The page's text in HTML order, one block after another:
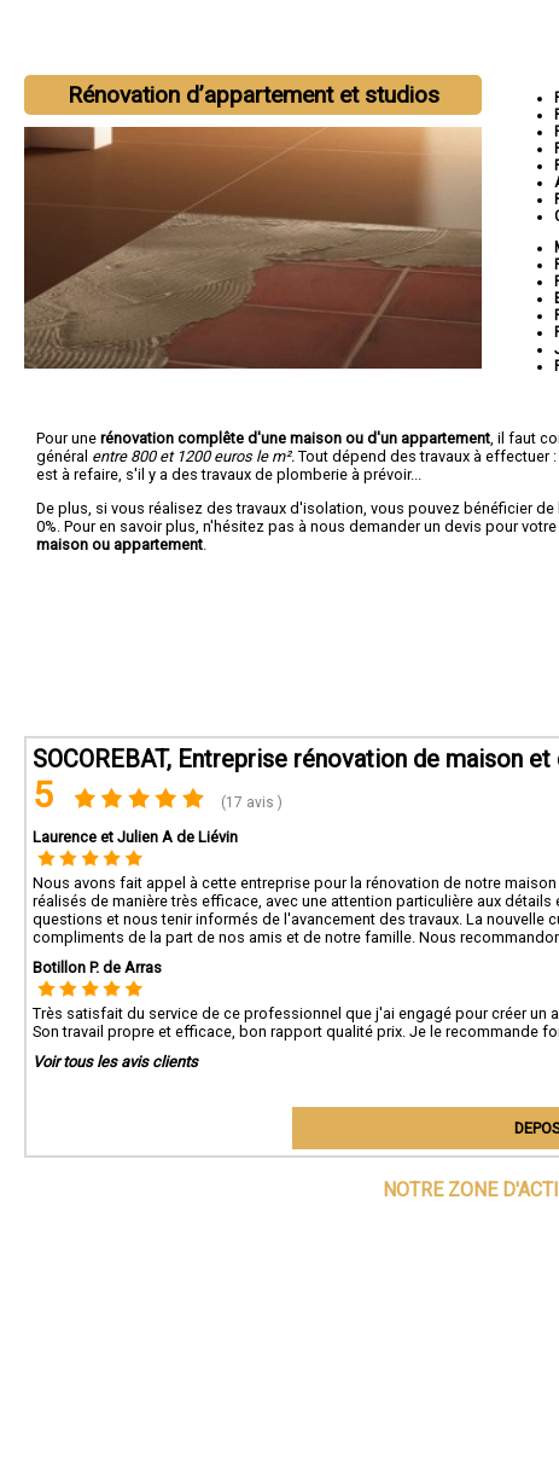
Rénovation d’appartement et studios
Pour une rénovation complête d'une maison ou d'un appartement , il faut
général entre 800 et 1200 euros le m². Tout dépend des travaux à effectuer
est à refaire, s'il y a des travaux de plomberie à prévoir...
De plus, si vous réalisez des travaux d'isolation, vous pouvez bénéficier
0%. Pour en savoir plus, n'hésitez pas à nous demander un devis pour votre
maison ou appartement
SOCOREBAT, Entreprise rénovation de maison
5 (17 avis )
Laurence et Julien A de Liévin
Nous avons fait appel à cette entreprise pour la rénovation de notre
réalisés de manière très efficace, avec une attention particulière aux
questions et nous tenir informés de l'avancement des travaux. La
compliments de la part de nos amis et de notre famille. Nous
Botillon P. de Arras
Très satisfait du service de ce professionnel que j'ai engagé pour créer
Son travail propre et efficace, bon rapport qualité prix. Je le recommande
Voir tous les avis clients
NOTRE ZONE